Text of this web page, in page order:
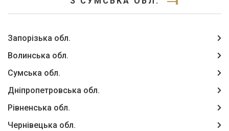
Запорізька обл.
Волинська обл.
Сумська обл.
Дніпропетровська обл.
Рівненська обл.
Чернівецька обл.